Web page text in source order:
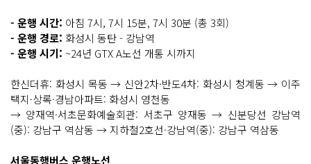
- 운행 시간: 아침 7시, 7시 15분, 7시 30분 (총 3회)
- 운행 경로: 화성시 동탄 - 강남역
- 운행 시기: ~24년 GTX A노선 개통 시까지
한신더휴: 화성시 목동 → 신안2차·반도4차: 화성시 청계동 → 이주
택지·상록·경남아파트: 화성시 영천동
→ 양재역·서초문화예술회관: 서초구 양재동 → 신분당선 강남역
(중): 강남구 역삼동 → 지하철2호선·강남역(중): 강남구 역삼동
서울동행버스 운행노선